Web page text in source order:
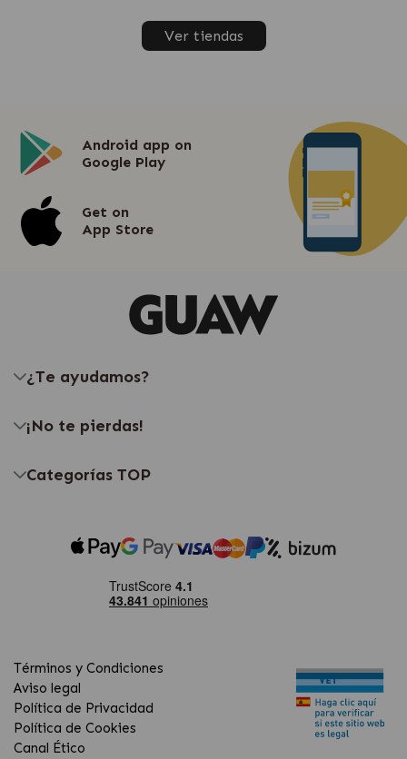
Ver tiendas
Android app on
Google Play
Get on
App Store
¿Te ayudamos?
¡No te pierdas!
Categorías TOP
Términos y Condiciones
Aviso legal
Política de Privacidad
Política de Cookies
Canal Ético